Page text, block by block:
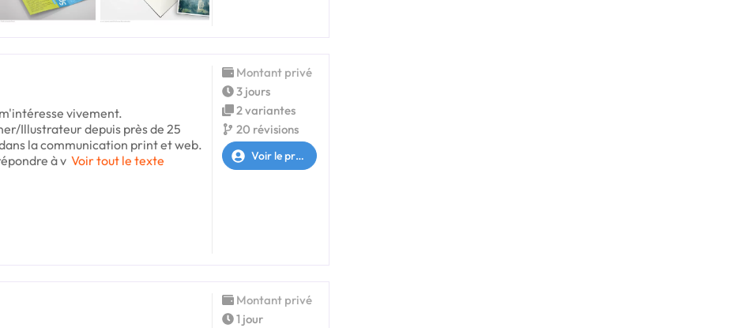
vivement.
Illustrateur depuis près de 25
la communication print et web.
à v Voir tout le texte
Montant privé
3 jours
2 variantes
20 révisions
Voir le profil
Montant privé
1 jour